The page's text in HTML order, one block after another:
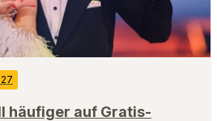
häufiger auf Gratis-